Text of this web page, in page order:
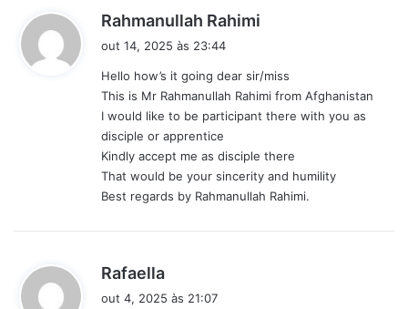
Rahmanullah Rahimi
s
e
:
out 14, 2025 às 23:44
Hello how’s it going dear sir/miss
This is Mr Rahmanullah Rahimi from Afghanistan
I would like to be participant there with you as
disciple or apprentice
Kindly accept me as disciple there
That would be your sincerity and humility
Best regards by Rahmanullah Rahimi.
Rafaella
out 4, 2025 às 21:07